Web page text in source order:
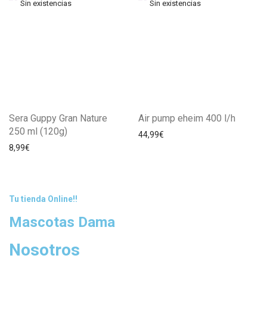
Sera Guppy Gran Nature
250 ml (120g)
8,99€
Air pump eheim 400 l/h
44,99€
Tu tienda Online!!
Mascotas Dama
Nosotros